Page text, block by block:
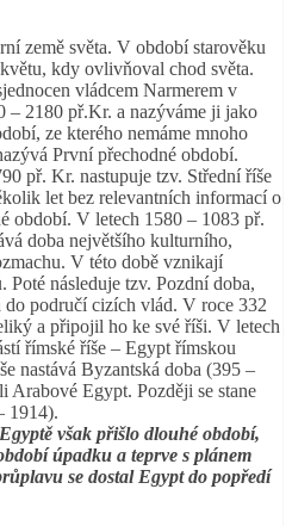
země světa. V období starověku
kdy ovlivňoval chod světa.
vládcem Narmerem v
– 2180 př.Kr. a nazýváme ji jako
ze kterého nemáme mnoho
První přechodné období.
př. Kr. nastupuje tzv. Střední říše
let bez relevantních informací o
období. V letech 1580 – 1083 př.
doba největšího kulturního,
V této době vznikají
následuje tzv. Pozdní doba,
do područí cizích vlád. V roce 332
a připojil ho ke své říši. V letech
římské říše – Egypt římskou
nastává Byzantská doba (395 –
Egypt. Později se stane
1914).
však přišlo dlouhé období,
úpadku a teprve s plánem
se dostal Egypt do popředí